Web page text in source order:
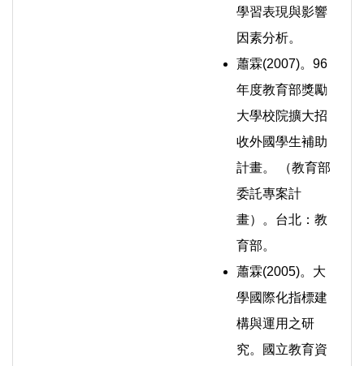
學習表現與影響
因素分析。
蕭霖(2007)。96
年度教育部獎勵
大學校院擴大招
收外國學生補助
計畫。 （教育部
委託專案計
畫）。台北：教
育部。
蕭霖(2005)。大
學國際化指標建
構與運用之研
究。國立教育資